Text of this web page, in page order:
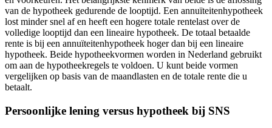
van de hypotheek gedurende de looptijd. Een annuïteitenhypotheek
lost minder snel af en heeft een hogere totale rentelast over de
volledige looptijd dan een lineaire hypotheek. De totaal betaalde
rente is bij een annuïteitenhypotheek hoger dan bij een lineaire
hypotheek. Beide hypotheekvormen worden in Nederland gebruikt
om aan de hypotheekregels te voldoen. U kunt beide vormen
vergelijken op basis van de maandlasten en de totale rente die u
betaalt.
Persoonlijke lening versus hypotheek bij SNS